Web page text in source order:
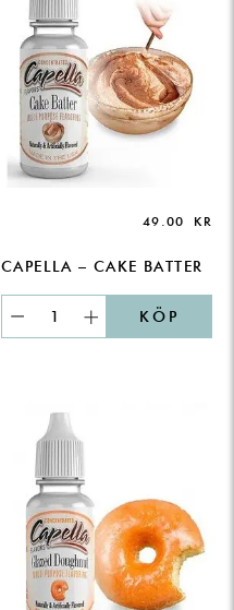
49.00 KR
CAPELLA – CAKE BATTER
KÖP